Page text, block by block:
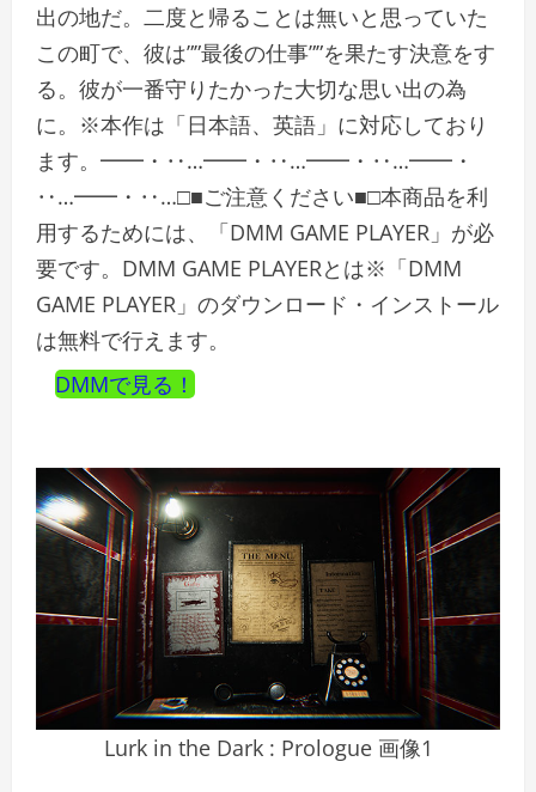
出の地だ。二度と帰ることは無いと思っていた
この町で、彼は””最後の仕事””を果たす決意をす
る。彼が一番守りたかった大切な思い出の為
に。※本作は「日本語、英語」に対応しており
ます。━━・‥…━━・‥…━━・‥…━━・
‥…━━・‥…□■ご注意ください■□本商品を利
用するためには、「DMM GAME PLAYER」が必
要です。DMM GAME PLAYERとは※「DMM
GAME PLAYER」のダウンロード・インストール
は無料で行えます。
DMMで見る！
Lurk in the Dark : Prologue 画像1